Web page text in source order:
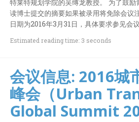
特莱特规划学院的吴缚龙教授。 为了鼓
读博士提交的摘要如果被录用将免除会议
日期为2016年3月31日，具体要求参见会议
Estimated reading time: 3 seconds
会议信息: 2016城
峰会（Urban
Global Summit